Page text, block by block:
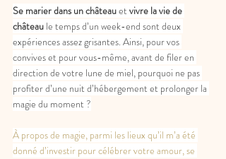
Se marier dans un château et vivre la vie de
château le temps d’un week-end sont deux
expériences assez grisantes. Ainsi, pour vos
convives et pour vous-même, avant de filer en
direction de votre lune de miel, pourquoi ne pas
profiter d’une nuit d’hébergement et prolonger la
magie du moment ?
À propos de magie, parmi les lieux qu’il m’a été
donné d’investir pour célébrer votre amour, se